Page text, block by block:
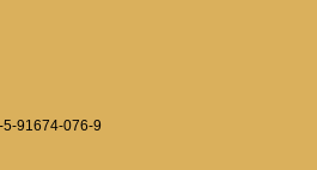
5-91674-076-9